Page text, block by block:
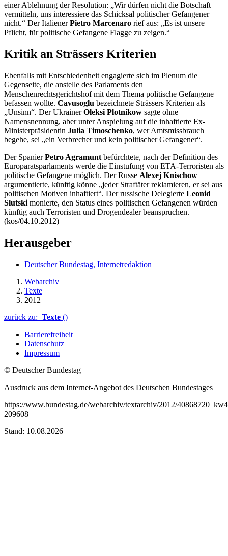
einer Ablehnung der Resolution: „Wir dürfen nicht die Botschaft
vermitteln, uns interessiere das Schicksal politischer Gefangener
nicht.“ Der ItalienerPietro Marcenaro rief aus: „Es ist unsere
Pflicht, für politische Gefangene Flagge zu zeigen.“
Kritik an Strässers Kriterien
Ebenfalls mit Entschiedenheit engagierte sich im Plenum die
Gegenseite, die anstelle des Parlaments den
Menschenrechtsgerichtshof mit dem Thema politische Gefangene
befassen wollte. Cavusoglu bezeichnete Strässers Kriterien als
„Unsinn“. Der UkrainerOleksi Plotnikow sagte ohne
Namensnennung, aber unter Anspielung auf die inhaftierte Ex-
Ministerpräsidentin Julia Timoschenko, wer Amtsmissbrauch
begehe, sei „ein Verbrecher und kein politischer Gefangener“.
Der Spanier Petro Agramunt befürchtete, nach der Definition des
Europaratsparlaments werde die Einstufung von ETA-Terroristen als
politische Gefangene möglich. Der Russe Alexej Knischow
argumentierte, künftig könne „jeder Straftäter reklamieren, er sei aus
politischen Motiven inhaftiert“. Der russische Delegierte Leonid
Slutski monierte, den Status eines politischen Gefangenen würden
künftig auch Terroristen und Drogendealer beanspruchen.
(kos/04.10.2012)
Herausgeber
Deutscher Bundestag, Internetredaktion
Webarchiv
Texte
2012
zurück zu: Texte ()
Barrierefreiheit
Datenschutz
Impressum
© Deutscher Bundestag
Ausdruck aus dem Internet-Angebot des Deutschen Bundestages
https://www.bundestag.de/webarchiv/textarchiv/2012/
209608
Stand: 10.08.2026